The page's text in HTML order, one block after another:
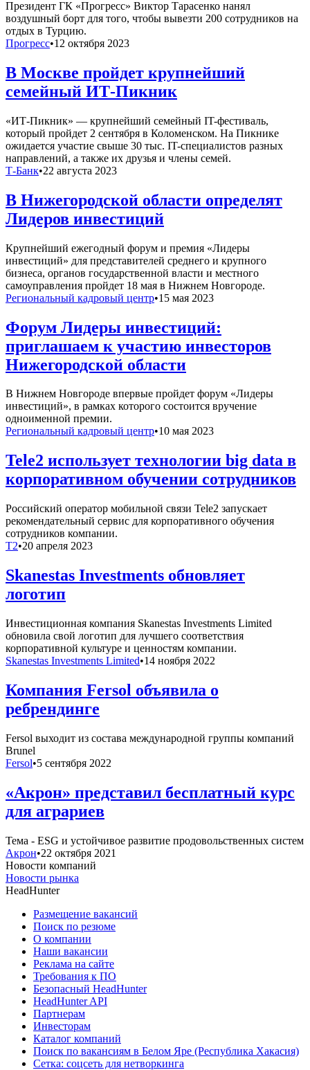
Президент ГК «Прогресс» Виктор Тарасенко нанял
воздушный борт для того, чтобы вывезти 200 сотрудников на
отдых в Турцию.
Прогресс•12 октября 2023
В Москве пройдет крупнейший
семейный ИТ-Пикник
«ИТ-Пикник» — крупнейший семейный IT-фестиваль,
который пройдет 2 сентября в Коломенском. На Пикнике
ожидается участие свыше 30 тыс. IT-специалистов разных
направлений, а также их друзья и члены семей.
Т-Банк•22 августа 2023
В Нижегородской области определят
Лидеров инвестиций
Крупнейший ежегодный форум и премия «Лидеры
инвестиций» для представителей среднего и крупного
бизнеса, органов государственной власти и местного
самоуправления пройдет 18 мая в Нижнем Новгороде.
Региональный кадровый центр•15 мая 2023
Форум Лидеры инвестиций:
приглашаем к участию инвесторов
Нижегородской области
В Нижнем Новгороде впервые пройдет форум «Лидеры
инвестиций», в рамках которого состоится вручение
одноименной премии.
Региональный кадровый центр•10 мая 2023
Tele2 использует технологии big data в
корпоративном обучении сотрудников
Российский оператор мобильной связи Tele2 запускает
рекомендательный сервис для корпоративного обучения
сотрудников компании.
T2•20 апреля 2023
Skanestas Investments обновляет
логотип
Инвестиционная компания Skanestas Investments Limited
обновила свой логотип для лучшего соответствия
корпоративной культуре и ценностям компании.
Skanestas Investments Limited•14 ноября 2022
Компания Fersol объявила о
ребрендинге
Fersol выходит из состава международной группы компаний
Brunel
Fersol•5 сентября 2022
«Акрон» представил бесплатный курс
для аграриев
Тема - ESG и устойчивое развитие продовольственных систем
Акрон•22 октября 2021
Новости компаний
Новости рынка
HeadHunter
Размещение вакансий
Поиск по резюме
О компании
Наши вакансии
Реклама на сайте
Требования к ПО
Безопасный HeadHunter
HeadHunter API
Партнерам
Инвесторам
Каталог компаний
Поиск по вакансиям в Белом Яре (Республика Хакасия)
Сетка: соцсеть для нетворкинга